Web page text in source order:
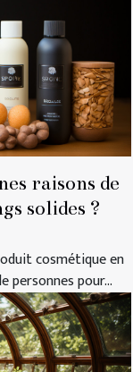
raisons de
solides ?
cosmétique en
personnes pour...